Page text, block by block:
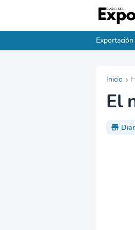
Exportación
Inicio
El